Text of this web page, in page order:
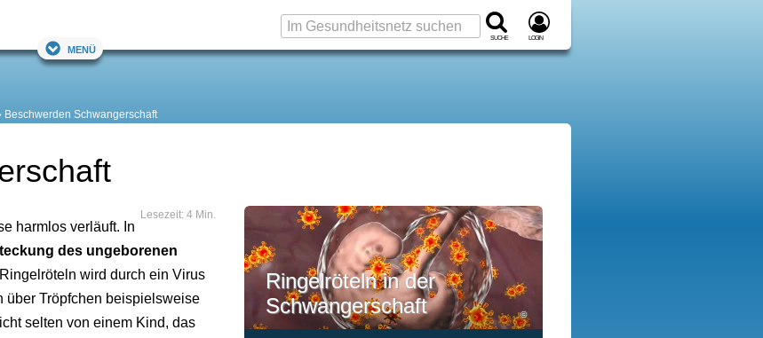
Suche Login
Menü
Beschwerden Schwangerschaft
Lesezeit: 4 Min.
harmlos verläuft. In
des ungeborenen
wird durch ein Virus
über Tröpfchen beispielsweise
selten von einem Kind, das
Ringelröteln in der
Schwangerschaft
©